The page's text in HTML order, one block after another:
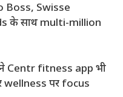
Boss, Swisse
के साथ multi-million
Centr fitness app भी
wellness पर focus